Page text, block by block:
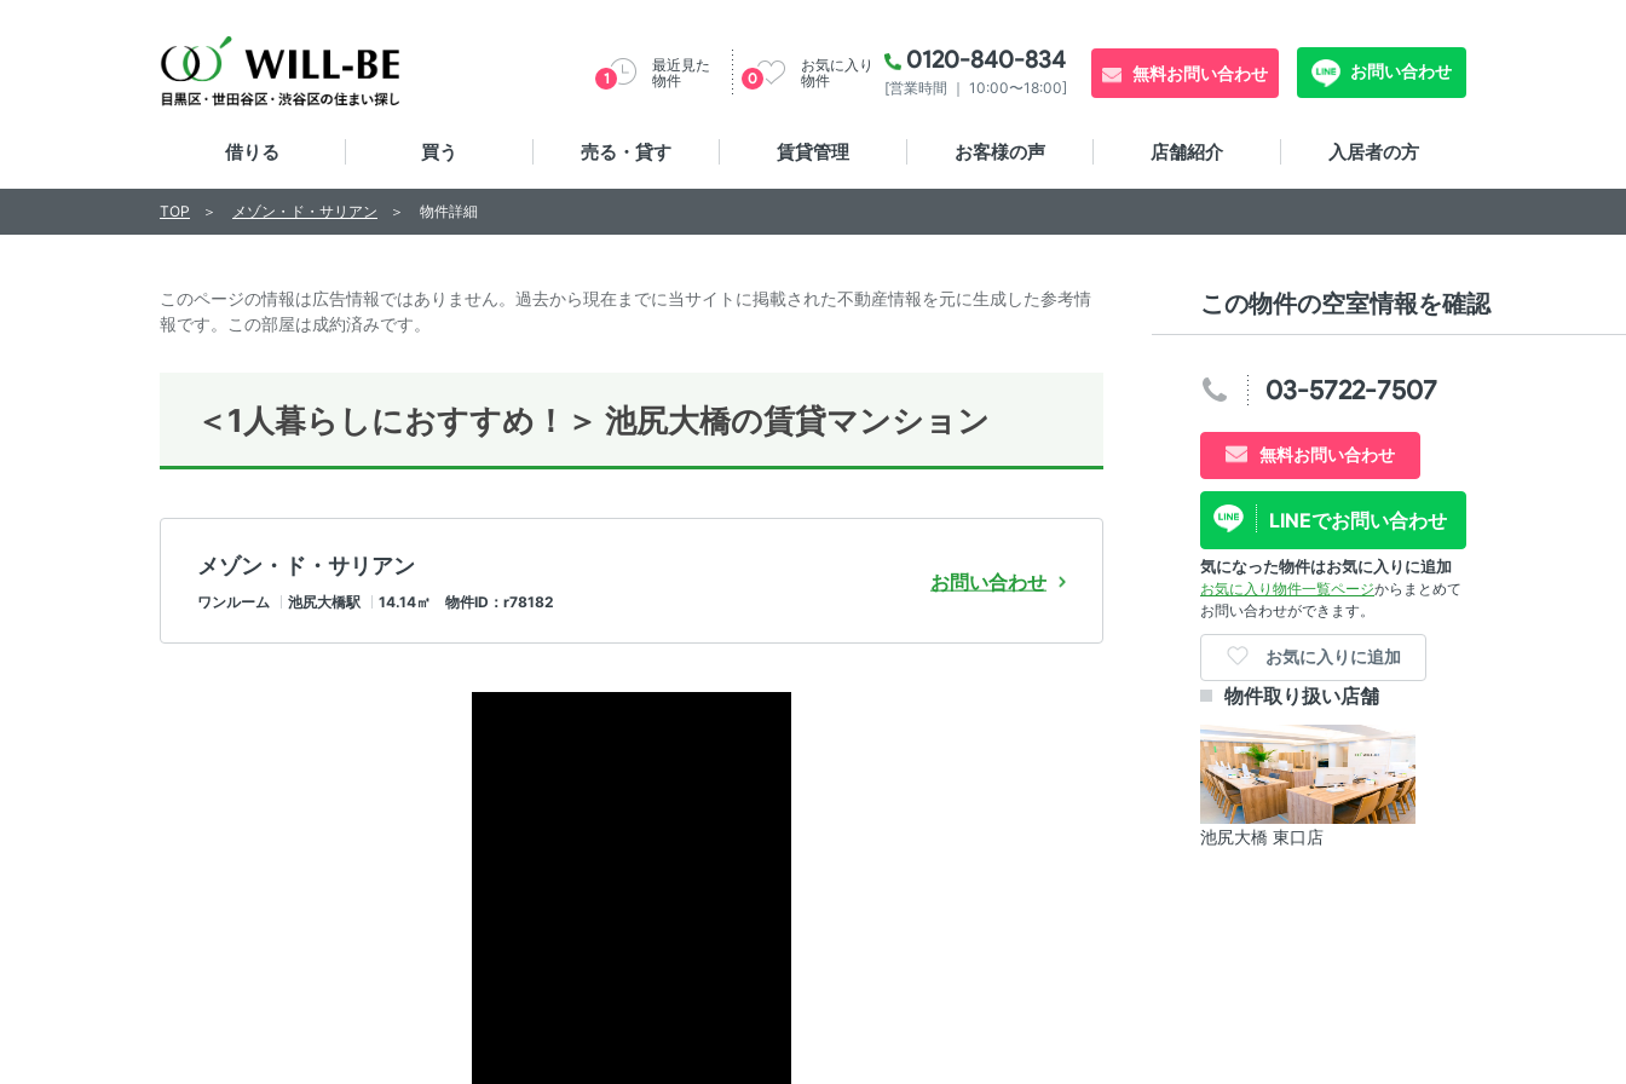
0120-840-834
[営業時間 ｜ 10:00〜18:00]
無料お問い合わせ お問い合わせ
最近見た
物件
1
お気に入り
物件
0
借りる 買う 売る・貸す 賃貸管理 お客様の声 店舗紹介 入居者の方
このページの情報は広告情報ではありません。過去から現在までに当サイトに掲載された不動産情報を元に生成した参考情
報です。この部屋は成約済みです。
＜1人暮らしにおすすめ！＞ 池尻大橋の賃貸マンション
メゾン・ド・サリアン
ワンルーム 池尻大橋駅 14.14㎡ 物件ID：r78182
お問い合わせ
この物件の空室情報を確認
03-5722-7507
無料お問い合わせ
LINEでお問い合わせ
気になった物件はお気に入りに追加
お気に入り物件一覧ページからまとめて
お問い合わせができます。
お気に入りに追加
物件取り扱い店舗
池尻大橋 東口店
TOP メゾン・ド・サリアン 物件詳細